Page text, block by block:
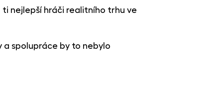
nejlepší hráči realitního trhu ve
a spolupráce by to nebylo